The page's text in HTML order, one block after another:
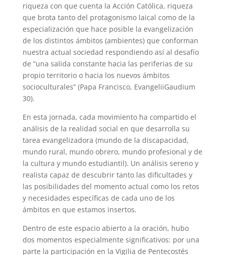
riqueza con que cuenta la Acción Católica, riqueza
que brota tanto del protagonismo laical como de la
especialización que hace posible la evangelización
de los distintos ámbitos (ambientes) que conforman
nuestra actual sociedad respondiendo así al desafío
de “una salida constante hacia las periferias de su
propio territorio o hacia los nuevos ámbitos
socioculturales” (Papa Francisco, EvangeliiGaudium
30).
En esta jornada, cada movimiento ha compartido el
análisis de la realidad social en que desarrolla su
tarea evangelizadora (mundo de la discapacidad,
mundo rural, mundo obrero, mundo profesional y de
la cultura y mundo estudiantil). Un análisis sereno y
realista capaz de descubrir tanto las dificultades y
las posibilidades del momento actual como los retos
y necesidades específicas de cada uno de los
ámbitos en que estamos insertos.
Dentro de este espacio abierto a la oración, hubo
dos momentos especialmente significativos: por una
parte la participación en la Vigilia de Pentecostés